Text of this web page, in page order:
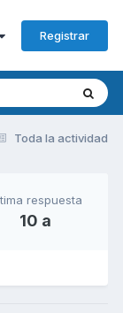
Registrar
Toda la actividad
respuesta
10 a